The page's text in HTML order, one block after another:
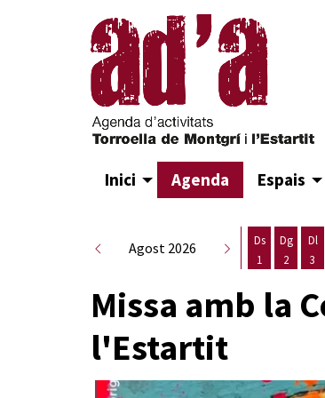
Inici Agenda Espais
Agost 2026
Ds
1
Dg
2
Dl
3
Missa amb la
l'Estartit